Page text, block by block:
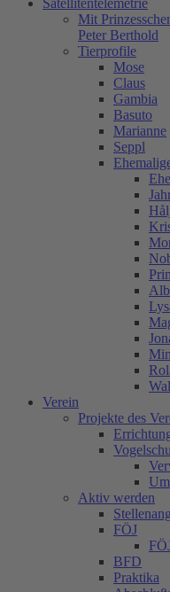
Mit
Peter Berthold
Tierprofile
Mose
Claus
Gambia
Basuto
Marianne
Seppl
Verein
Projekte des
Aktiv werden
FÖJ
BFD
Praktika